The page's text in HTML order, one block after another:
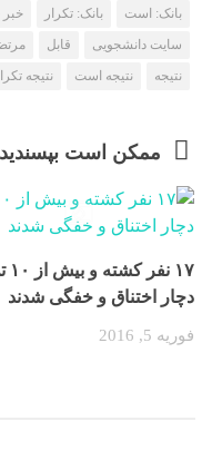
بانک: است
بانک: تکرار خبر
سایت دانشجویی
قابل
نتیجه
نتیجه است نتیجه
ممکن است
۱۷
دچار اختناق و خفگی شدند
فوریه 5, 2016